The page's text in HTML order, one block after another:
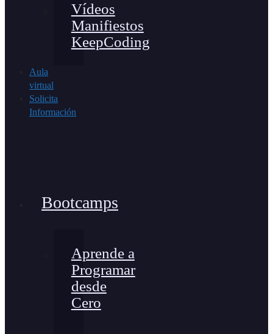
Vídeos
Manifiestos
KeepCoding
Aula
virtual
Solicita
Información
Bootcamps
Aprende a
Programar
desde
Cero